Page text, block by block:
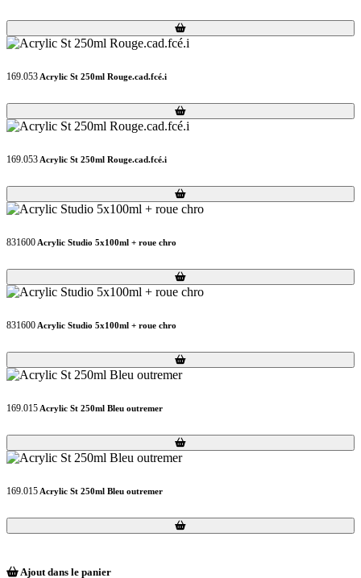
Loading...
Loading...
169.053 Acrylic St 250ml Rouge.cad.fcé.i
Loading...
Loading...
169.053 Acrylic St 250ml Rouge.cad.fcé.i
Loading...
Loading...
831600 Acrylic Studio 5x100ml + roue chro
Loading...
Loading...
831600 Acrylic Studio 5x100ml + roue chro
Loading...
Loading...
169.015 Acrylic St 250ml Bleu outremer
Loading...
Loading...
169.015 Acrylic St 250ml Bleu outremer
Loading...
Loading...
Ajout dans le panier